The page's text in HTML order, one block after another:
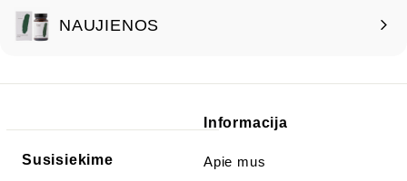
NAUJIENOS
Susisiekime
Informacija
Apie mus